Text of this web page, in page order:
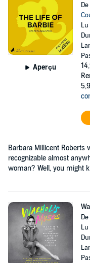
Aperçu
De
Lu
Barbara Millicent Roberts
recognizable almost
woman? Well, you might
De
Lu